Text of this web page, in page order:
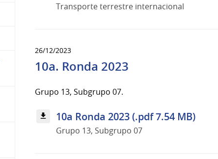
Transporte terrestre internacional
26/12/2023
10a. Ronda 2023
Grupo 13, Subgrupo 07.
10a Ronda 2023 (.pdf 7.54 MB)
Grupo 13, Subgrupo 07